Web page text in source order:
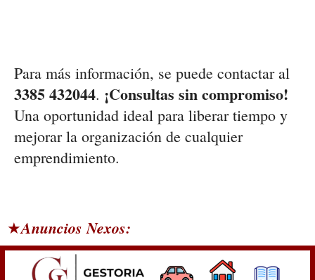
Para más información, se puede contactar al
3385 432044. ¡Consultas sin compromiso!
Una oportunidad ideal para liberar tiempo y
mejorar la organización de cualquier
emprendimiento.
★Anuncios Nexos: